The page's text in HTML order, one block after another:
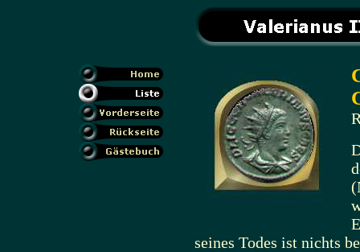
seines Todes ist nichts